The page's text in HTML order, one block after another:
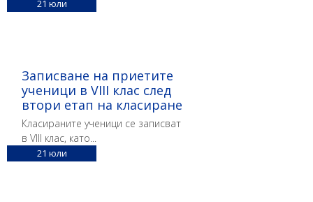
21 юли
Записване на приетите
ученици в VIII клас след
втори етап на класиране
Класираните ученици се записват
в VIII клас, като...
21 юли